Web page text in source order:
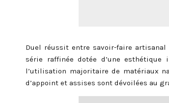
Duel réussit entre savoir-faire
série raffinée dotée d’une
l’utilisation majoritaire de matériaux
d’appoint et assises sont dévoilées au